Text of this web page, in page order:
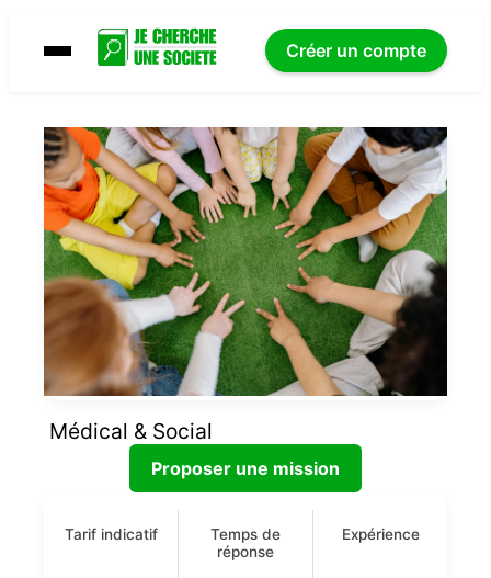
Créer un compte
Médical & Social
Proposer une mission
Tarif indicatif
Temps de
réponse
Expérience